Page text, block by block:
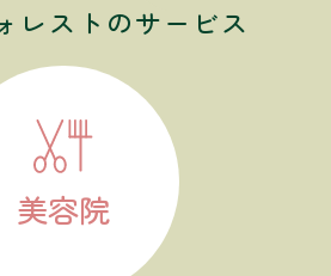
レストのサービス
美容院